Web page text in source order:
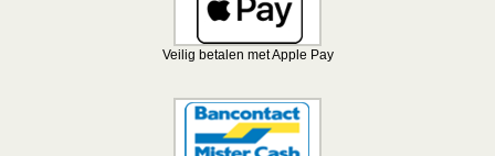
Veilig betalen met Apple Pay